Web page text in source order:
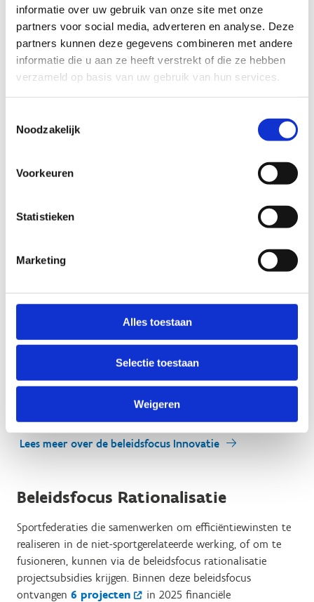
informatie over uw gebruik van onze site met onze
partners voor social media, adverteren en analyse. Deze
partners kunnen deze gegevens combineren met andere
informatie die u aan ze heeft verstrekt of die ze hebben
verzameld op basis van uw gebruik van hun services.
Noodzakelijk
Voorkeuren
Statistieken
Marketing
Alles toestaan
Selectie toestaan
Weigeren
verdeeld. De sportfederatie legt via haar subsidiereglement
inhoudelijke accenten op vlak van kwalitatieve
jeugdsport. Ze houdt daarbij rekening met de prioriteiten
vanuit het decreet.
Lees meer over de beleidsfocus jeugdsport
Beleidsfocus Kansengroepen
Binnen de beleidsfocus kansengroepen werden
goedgekeurd. Het gaat om initiatieven die
verlagen.
Beleidsfocus Innovatie
De beleidsfocus innovatie ondersteunt originele en
vernieuwende projecten, die het bestaande sportaanbod
verruimen en verdiepen. Zo helpen ze sportfederaties om
meer mensen te bereiken en hen aan te zetten tot sporten,
of om de sportbeleving te verbeteren. Binnen deze
29 projecten
Lees meer over de beleidsfocus Innovatie
Beleidsfocus Rationalisatie
Sportfederaties die samenwerken om efficiëntiewinsten te
realiseren in de niet-sportgerelateerde werking, of om te
fusioneren, kunnen via de beleidsfocus rationalisatie
projectsubsidies krijgen. Binnen deze beleidsfocus
ontvangen 6 projecten
in 2025 financiële